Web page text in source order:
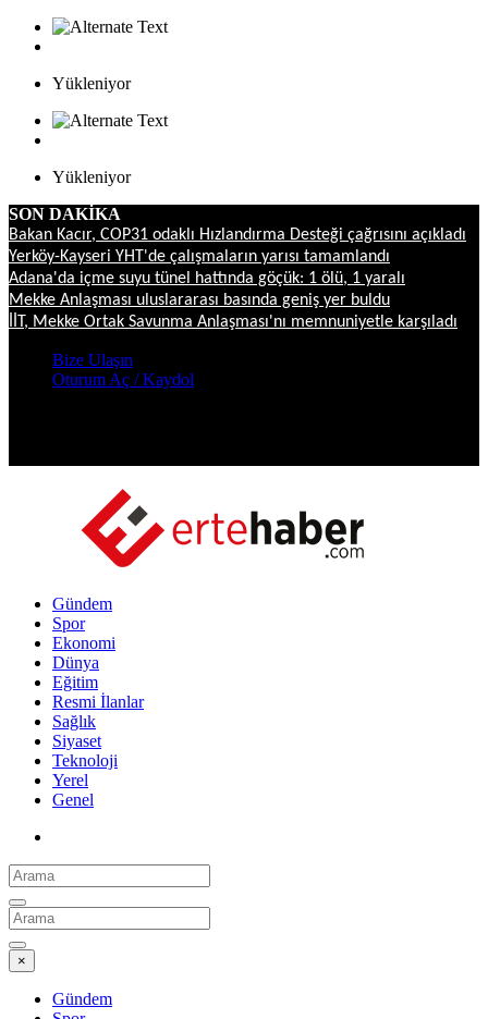
Yükleniyor
Yükleniyor
SON DAKİKA
Bakan Kacır, COP31 odaklı Hızlandırma Desteği çağrısını açıkladı
Yerköy-Kayseri YHT'de çalışmaların yarısı tamamlandı
Adana'da içme suyu tünel hattında göçük: 1 ölü, 1 yaralı
Mekke Anlaşması uluslararası basında geniş yer buldu
İİT, Mekke Ortak Savunma Anlaşması'nı memnuniyetle karşıladı
Bize Ulaşın
Oturum Aç / Kaydol
Gündem
Spor
Ekonomi
Dünya
Eğitim
Resmi İlanlar
Sağlık
Siyaset
Teknoloji
Yerel
Genel
×
Gündem